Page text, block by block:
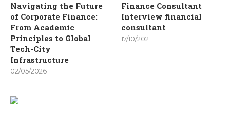
Navigating the Future
of Corporate Finance:
From Academic
Principles to Global
Tech-City
Infrastructure
02/05/2026
Finance Consultant
Interview financial
consultant
17/10/2021